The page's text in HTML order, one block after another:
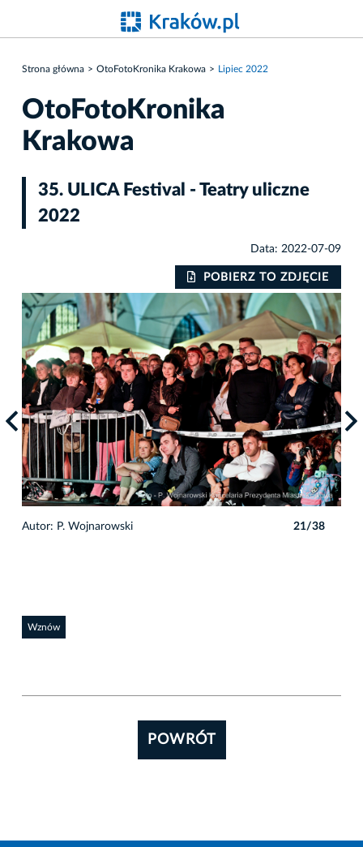
Strona główna OtoFotoKronika Krakowa Lipiec 2022
OtoFotoKronika
Krakowa
35. ULICA Festival - Teatry uliczne
2022
Data: 2022-07-09
POBIERZ TO ZDJĘCIE
Autor: P. Wojnarowski 21/38
Wznów
POWRÓT